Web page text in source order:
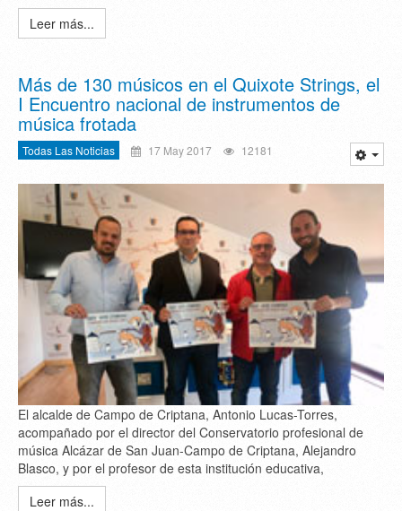
Leer más...
Más de 130 músicos en el Quixote Strings, el
I Encuentro nacional de instrumentos de
música frotada
Todas Las Noticias 17 May 2017 12181
El alcalde de Campo de Criptana, Antonio Lucas-Torres,
acompañado por el director del Conservatorio profesional de
música Alcázar de San Juan-Campo de Criptana, Alejandro
Blasco, y por el profesor de esta institución educativa,
Leer más...